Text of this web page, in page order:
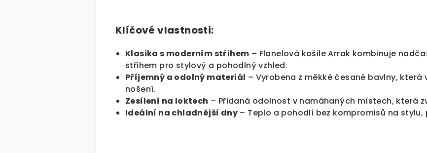
Klíčové vlastnosti:
Klasika s moderním střihem – Flanelová košile Arrak kombinuje
střihem pro stylový a pohodlný vzhled.
Příjemný a odolný materiál – Vyrobena z měkké česané bavlny,
nošení.
Zesílení na loktech – Přidaná odolnost v namáhaných místech, která
Ideální na chladnější dny – Teplo a pohodlí bez kompromisů na